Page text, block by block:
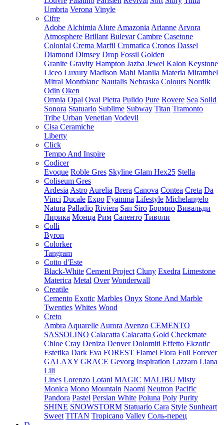
Umbria Verona Vinyle
Cifre
Adobe Alchimia Alure Amazonia Arianne Arvora
Atmosphere Brillant Bulevar Cambre Casetone
Colonial Crema Marfil Cromatica Cronos Dassel
Diamond Dimsey Drop Fossil Golden
Granite Gravity Hampton Jazba Jewel Kalon Keystone
Liceo Luxury Madison Mahi Manila Materia Mirambel
Mitral Montblanc Nautalis Nebraska Colours Nordik
Odin Oken
Omnia Opal Oval Pietra Pulido Pure Rovere Sea Solid
Sonora Statuario Sublime Subway Titan Tramonto
Tribe Urban Venetian Vodevil
Cisa Ceramiche
Liberty
Click
Tempo And Inspire
Codicer
Evoque Roble Gres Skyline Glam Hex25 Stella
Coliseum Gres
Ardesia Astro Aurelia Brera Canova Contea Creta Da
Vinci Ducale Expo Fyamma Lifestyle Michelangelo
Natura Palladio Riviera San Siro Бормио Вивальди
Лирика Монца Рим Саленто Тиволи
Colli
Byron
Colorker
Tangram
Cotto d'Este
Black-White Cement Project Cluny Exedra Limestone
Materica Metal Over Wonderwall
Creatile
Cemento Exotic Marbles Onyx Stone And Marble
Twenties Whites Wood
Creto
Ambra Aquarelle Aurora Avenzo CEMENTO
SASSOLINO Calacatta Calacatta Gold Checkmate
Chloe Cray Deniza Denver Dolomiti Effetto Ekzotic
Estetika Dark Eva FOREST Flamel Flora Foil Forever
GALAXY GRACE Gevorg Inspiration Lazzaro Liana
Lili
Lines Lorenzo Lotani MAGIC MALIBU Misty
Monica Mono Mountain Naomi Neutron Pacific
Pandora Pastel Persian White Poluna Poly Purity
SHINE SNOWSTORM Statuario Cara Style Sunheart
Sweet TITAN Tropicano Valley Соль-перец